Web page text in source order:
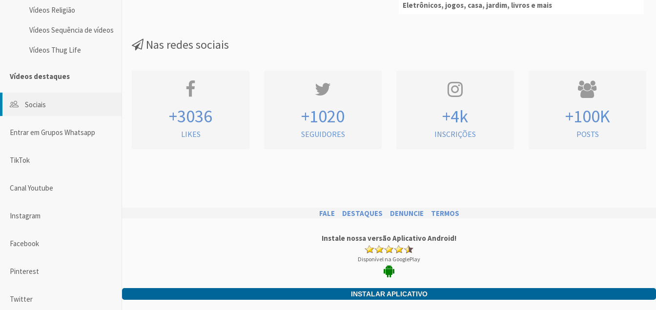
Vídeos Religião
Vídeos Sequência de vídeos
Vídeos Thug Life
Vídeos destaques
Sociais
Entrar em Grupos Whatsapp
TikTok
Canal Youtube
Instagram
Facebook
Pinterest
Twitter
Eletrônicos, jogos, casa, jardim, livros e mais
Nas redes sociais
+3036
LIKES
+1020
SEGUIDORES
+4k
INSCRIÇÕES
+100K
POSTS
FALE DESTAQUES DENUNCIE TERMOS
Instale nossa versão Aplicativo Android!
Disponível na GooglePlay
INSTALAR APLICATIVO